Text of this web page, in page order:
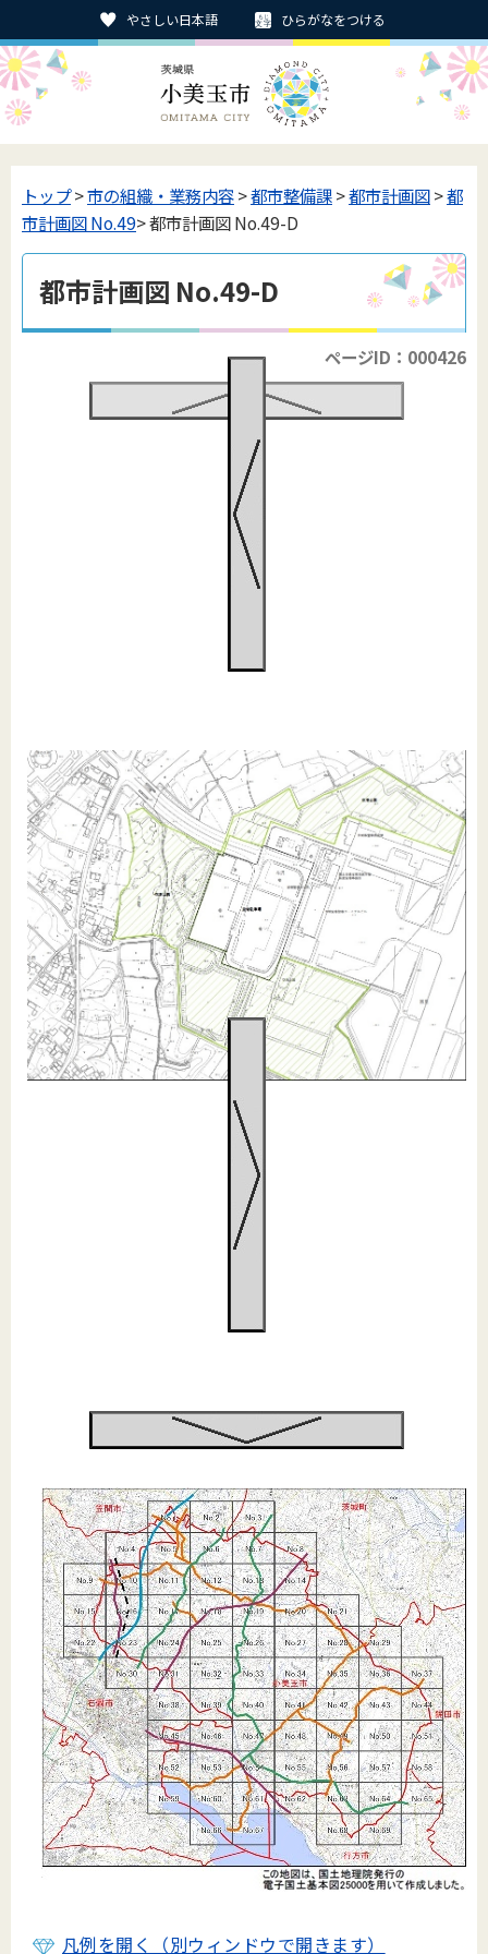
やさしい日本語 ひらがなをつける
トップ>市の組織・業務内容>都市整備課>都市計画図>都
市計画図 No.49> 都市計画図 No.49-D
都市計画図 No.49-D
ページID：000426
凡例を開く（別ウィンドウで開きます）